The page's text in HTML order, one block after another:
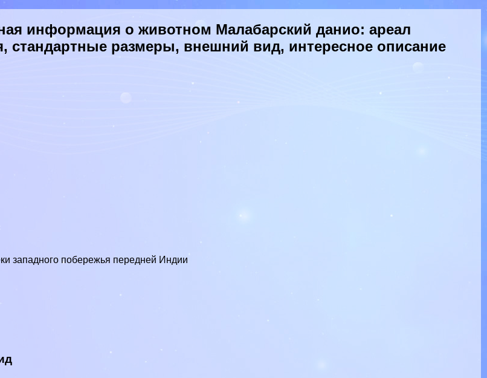
информация о животном Малабарский данио: ареал
стандартные размеры, внешний вид, интересное описание
западного побережья передней Индии